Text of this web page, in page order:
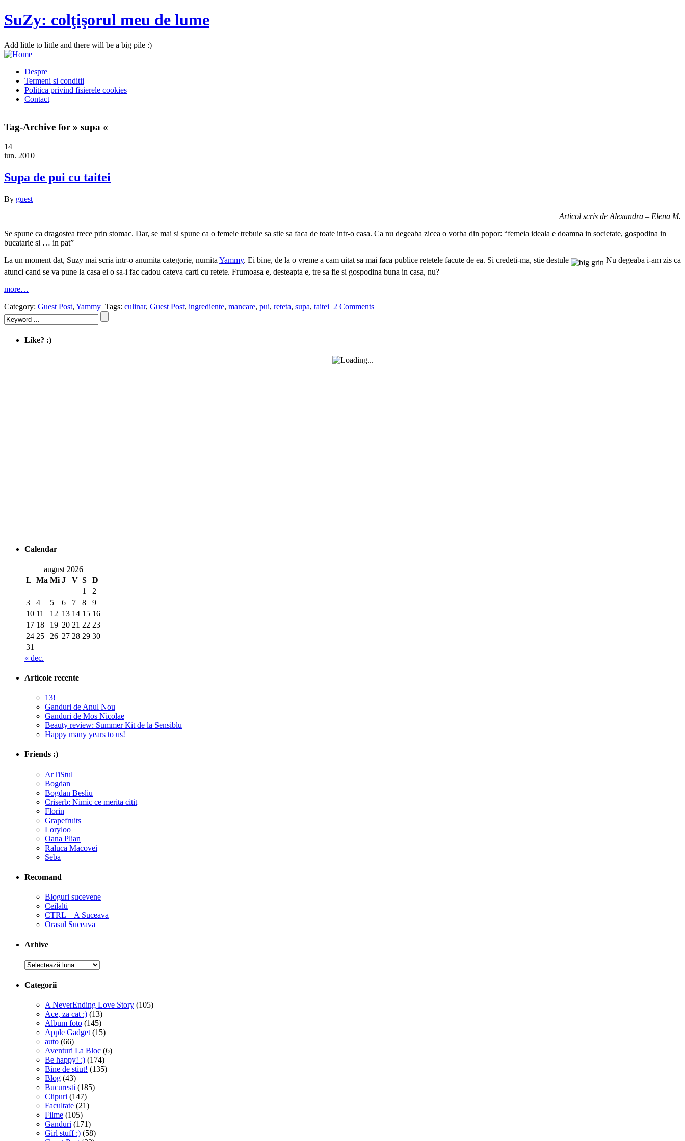
SuZy: colţişorul meu de lume
Add little to little and there will be a big pile :)
Despre
Termeni si conditii
Politica privind fisierele cookies
Contact
Tag-Archive for » supa «
14
iun. 2010
Supa de pui cu taitei
By guest
Articol scris de Alexandra – Elena M.
Se spune ca dragostea trece prin stomac. Dar, se mai si spune ca o femeie trebuie sa stie sa faca de toate intr-o casa. Ca nu degeaba zicea o vorba din popor: “femeia ideala e doamna in societate, gospodina in
bucatarie si … in pat”
La un moment dat, Suzy mai scria intr-o anumita categorie, numita Yammy. Ei bine, de la o vreme a cam uitat sa mai faca publice retetele facute de ea. Si credeti-ma, stie destule
Nu degeaba i-am zis ca
atunci cand se va pune la casa ei o sa-i fac cadou cateva carti cu retete. Frumoasa e, desteapta e, tre sa fie si gospodina buna in casa, nu?
more…
Category: Guest Post, Yammy Tags: culinar, Guest Post, ingrediente, mancare, pui, reteta, supa, taitei 2 Comments
Like? :)
Calendar
august 2026
L Ma Mi J V S
D
1
2
3
4 5 6 7 8
9
10 11 12 13 14 15 16
17 18 19 20 21 22 23
24 25 26 27 28 29 30
31
« dec.
Articole recente
13!
Ganduri de Anul Nou
Ganduri de Mos Nicolae
Beauty review: Summer Kit de la Sensiblu
Happy many years to us!
Friends :)
ArTiStul
Bogdan
Bogdan Besliu
Criserb: Nimic ce merita citit
Florin
Grapefruits
Loryloo
Oana Plian
Raluca Macovei
Seba
Recomand
Bloguri sucevene
Ceilalti
CTRL + A Suceava
Orasul Suceava
Arhive
Arhive
Categorii
A NeverEnding Love Story (105)
Ace, za cat :) (13)
Album foto (145)
Apple Gadget (15)
auto (66)
Aventuri La Bloc (6)
Be happy! :) (174)
Bine de stiut! (135)
Blog (43)
Bucuresti (185)
Clipuri (147)
Facultate (21)
Filme (105)
Ganduri (171)
Girl stuff :) (58)